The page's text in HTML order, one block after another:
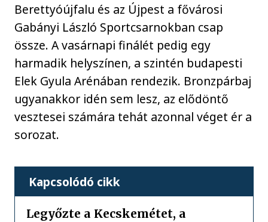
Berettyóújfalu és az Újpest a fővárosi
Gabányi László Sportcsarnokban csap
össze. A vasárnapi finálét pedig egy
harmadik helyszínen, a szintén budapesti
Elek Gyula Arénában rendezik. Bronzpárbaj
ugyanakkor idén sem lesz, az elődöntő
vesztesei számára tehát azonnal véget ér a
sorozat.
Kapcsolódó cikk
Legyőzte a Kecskemétet, a